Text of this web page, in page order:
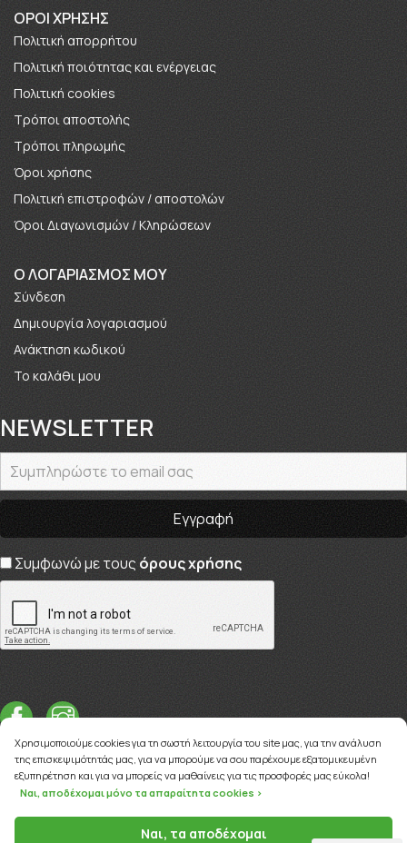
ΟΡΟΙ ΧΡΗΣΗΣ
Πολιτική απορρήτου
Πολιτική ποιότητας και ενέργειας
Πολιτική cookies
Τρόποι αποστολής
Τρόποι πληρωμής
Όροι χρήσης
Πολιτική επιστροφών / αποστολών
Όροι Διαγωνισμών / Κληρώσεων
O ΛΟΓΑΡΙΑΣΜΟΣ ΜΟΥ
Σύνδεση
Δημιουργία λογαριασμού
Ανάκτηση κωδικού
Το καλάθι μου
NEWSLETTER
Συμφωνώ με τους όρους χρήσης
Χρησιμοποιούμε cookies για τη σωστή λειτουργία του site μας, για την ανάλυση
της επισκεψιμότητάς μας, για να μπορούμε να σου παρέχουμε εξατομικευμένη
εξυπηρέτηση και για να μπορείς να μαθαίνεις για τις προσφορές μας εύκολα!
Ναι, αποδέχομαι μόνο τα απαραίτητα cookies >
Ναι, τα αποδέχομαι